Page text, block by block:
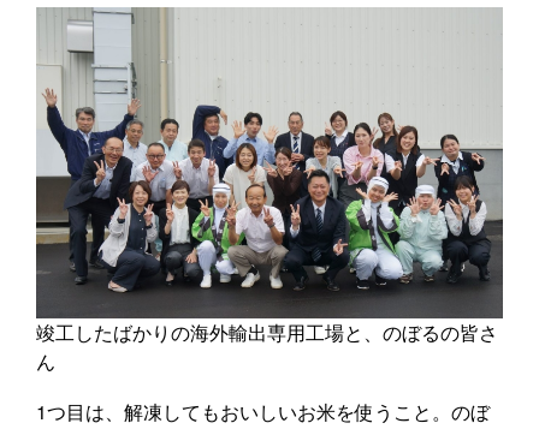
竣工したばかりの海外輸出専用工場と、のぼるの皆さ
ん
1つ目は、解凍してもおいしいお米を使うこと。のぼ